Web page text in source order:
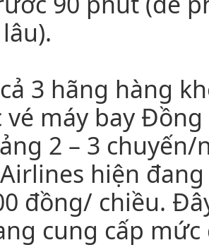
3 hãng hàng
vé máy bay
2 – 3 chuyến/
hiện
đồng/ chiều.
cung cấp